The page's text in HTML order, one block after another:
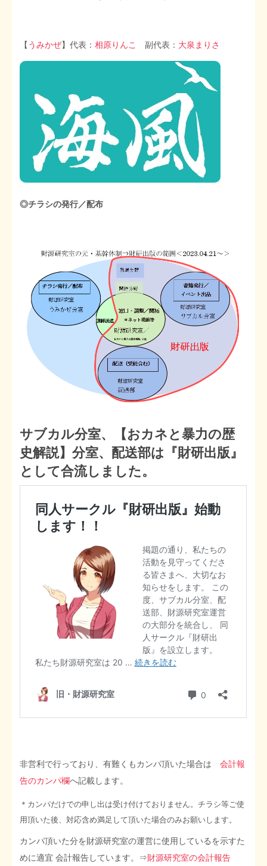
【 うみかぜ】代表：相原りんこ 副代表： 大泉まりさ
◎チラシの発行／配布
サブカル分室、【おカネと暴力の歴
史解説】分室、配送部は『財研出版』
として合流しました。
非営利で行っており、有難くもカンパ頂いた場合は会計報
告のカンパ欄へ記載します。
＊カンパだけでの申し出は受け付けておりません。チラシ等ご使
用頂いた後、対応含め満足して頂いた場合のみお願いします。
カンパ頂いた分を財源研究室の運営に使用しているを示すた
めに適宜 会計報告しています。⇒財源研究室の会計報告